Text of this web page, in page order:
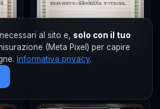
€
Magnetic Storm
al sito e, solo con il tuo
(Meta Pixel) per capire
Informativa privacy.